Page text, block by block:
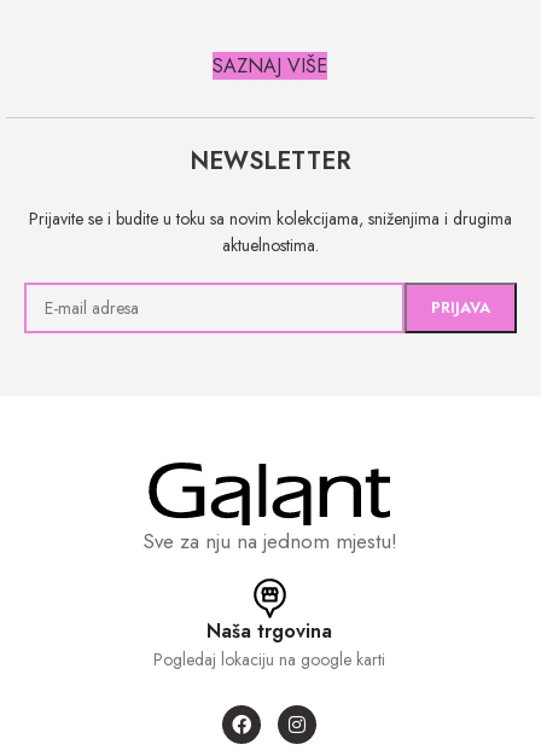
SAZNAJ VIŠE
NEWSLETTER
Prijavite se i budite u toku sa novim kolekcijama, sniženjima i drugima
aktuelnostima.
Sve za nju na jednom mjestu!
Naša trgovina
Pogledaj lokaciju na google karti